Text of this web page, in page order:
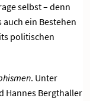
selbst – denn
ein Bestehen
politischen
. Unter
Hannes Bergthaller